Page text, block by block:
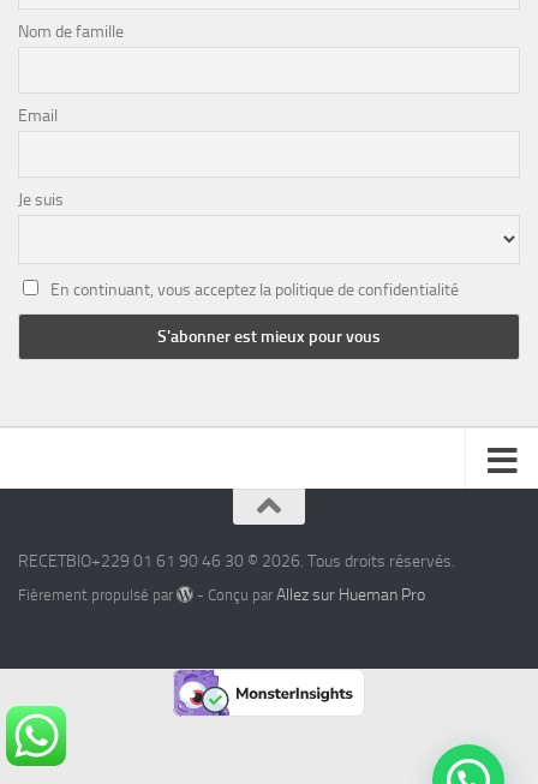
Nom de famille
Email
Je suis
En continuant, vous acceptez la politique de confidentialité
RECETBIO+229 01 61 90 46 30 © 2026. Tous droits réservés.
Fièrement propulsé par - Conçu par Allez sur Hueman Pro